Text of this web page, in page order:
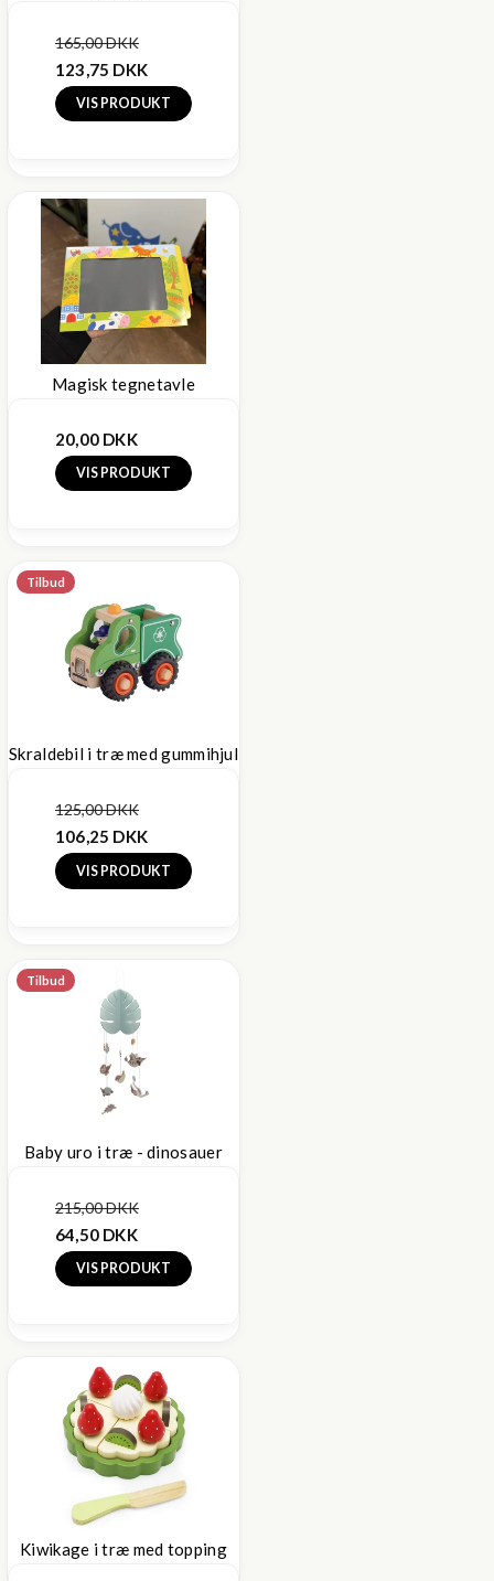
165,00 DKK
123,75 DKK
VIS PRODUKT
Magisk tegnetavle
20,00 DKK
VIS PRODUKT
Tilbud
Skraldebil i træ med gummihjul
125,00 DKK
106,25 DKK
VIS PRODUKT
Tilbud
Baby uro i træ - dinosauer
215,00 DKK
64,50 DKK
VIS PRODUKT
Kiwikage i træ med topping